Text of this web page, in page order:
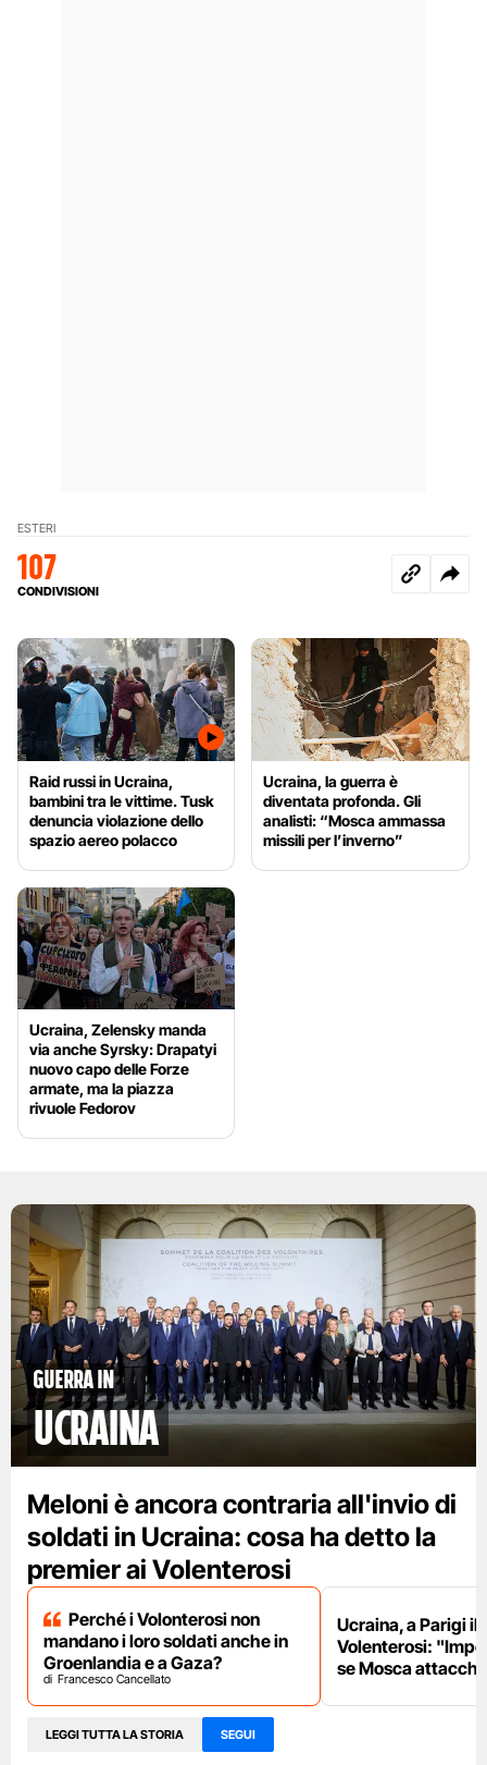
ESTERI
107
CONDIVISIONI
Raid russi in Ucraina,
bambini tra le vittime. Tusk
denuncia violazione dello
spazio aereo polacco
Ucraina, la guerra è
diventata profonda. Gli
analisti: “Mosca ammassa
missili per l’inverno”
Ucraina, Zelensky manda
via anche Syrsky: Drapatyi
nuovo capo delle Forze
armate, ma la piazza
rivuole Fedorov
Guerra in
Ucraina
Meloni è ancora contraria all'invio di
soldati in Ucraina: cosa ha detto la
premier ai Volenterosi
Perché i Volonterosi non
mandano i loro soldati anche in
Groenlandia e a Gaza?
Francesco Cancellato
Ucraina, a Parigi il
Volenterosi:
se Mosca
LEGGI TUTTA LA STORIA SEGUI